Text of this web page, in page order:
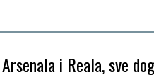
i Reala, sve